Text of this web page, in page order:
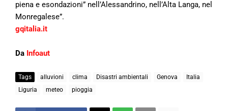
piena e esondazioni” nell’Alessandrino, nell’Alta Langa, nel
Monregalese”.
gqitalia.it
Da Infoaut
Tags alluvioni clima Disastri ambientali Genova
Italia
Liguria
meteo pioggia